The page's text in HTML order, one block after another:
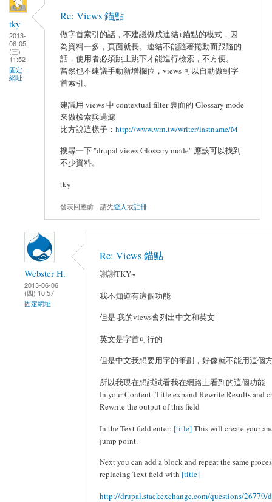
tky
2013-
06-05
(三)
11:52
固定
網址
Re: Views 錨點
做字首索引的話，不建議做成連結+錨點的模式，因
為資料一多，頁面就長。連結不能隨著捲動而跟隨的
話，使用者必須跳上跳下才能進行檢索，不方便。
當然也不建議手動新增欄位，views 可以自動做到字
首索引。
建議用 views 中 contextual filter 裏面的 Glossary mode
來做檢索與過濾
比方說這樣子： http://www.wrn.tw/writer/lastname/M
搜尋一下 "drupal views Glossary mode" 應該可以找到
不少資料。
tky
發表回應前，請先登入或註冊
Webster H.
2013-06-06
(四) 10:57
固定網址
Re: Views 錨點
謝謝TKY~
我不知道有這個功能
但是 我的views會列出中文和英文
英文是字首可行的
但是中文我想要用字的筆劃，好像就不能用這個
所以我現在想試試看我在網路上看到的這個功能
In your Content: Title expand Rewrite Results and
Rewrite the output of this field
In the Text field enter: [title]This will create your
jump point.
Next you can add a block and repeat the same
replacing Text field with [title]
http://drupal.stackexchange.com/questions/26779/